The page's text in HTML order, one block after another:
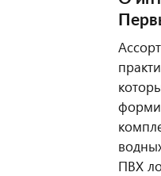
ПВХ